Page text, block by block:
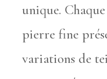
unique.
pierre fine
variations de